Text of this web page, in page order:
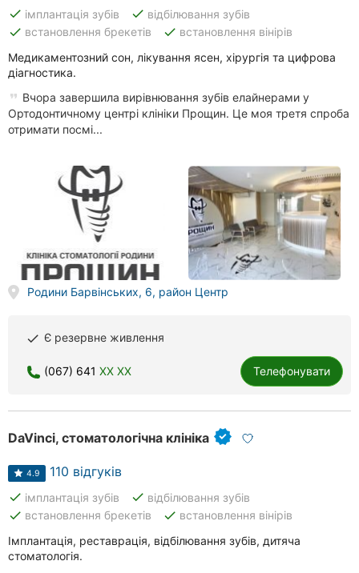
Харків
Дніпро
Львів
Миколаїв
Полтава
Чернігів
Черкаси
Чернівці
Івано-
Луцьк
Ужгород
Карпати
done імплантація зубів done відбілювання зубів
done встановлення брекетів done встановлення вінірів
Медикаментозний сон, лікування ясен, хірургія та цифрова
діагностика.
Вчора завершила вирівнювання зубів елайнерами у
Ортодонтичному центрі клініки Прощин. Це моя третя спроба
отримати посмі...
Родини Барвінських, 6, район Центр
done Є резервне живлення
(067) 641 XX XX Телефонувати
DaVinci, стоматологічна клініка
4.9 110 відгуків
done імплантація зубів done відбілювання зубів
done встановлення брекетів done встановлення вінірів
Імплантація, реставрація, відбілювання зубів, дитяча
стоматологія.